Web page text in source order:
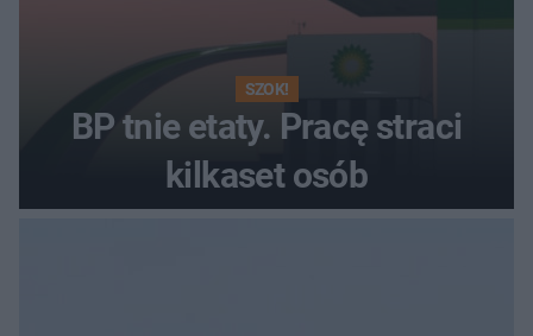
SZOK!
BP tnie etaty. Pracę straci
kilkaset osób